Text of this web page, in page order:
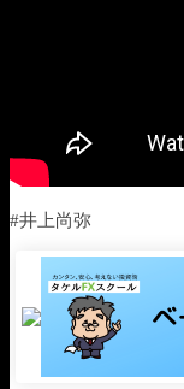
#井上尚弥